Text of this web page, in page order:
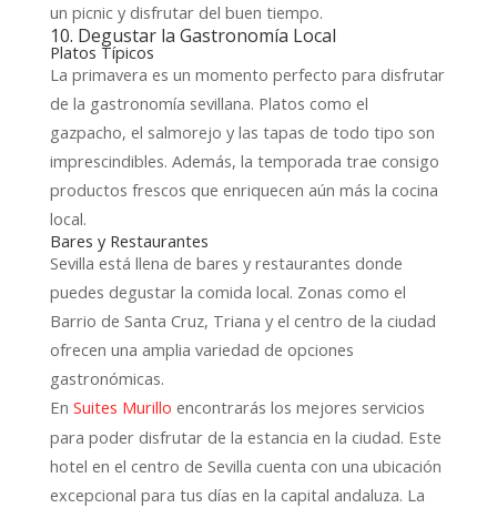
un picnic y disfrutar del buen tiempo.
10. Degustar la Gastronomía Local
Platos Típicos
La primavera es un momento perfecto para disfrutar
de la gastronomía sevillana. Platos como el
gazpacho, el salmorejo y las tapas de todo tipo son
imprescindibles. Además, la temporada trae consigo
productos frescos que enriquecen aún más la cocina
local.
Bares y Restaurantes
Sevilla está llena de bares y restaurantes donde
puedes degustar la comida local. Zonas como el
Barrio de Santa Cruz, Triana y el centro de la ciudad
ofrecen una amplia variedad de opciones
gastronómicas.
En Suites Murillo encontrarás los mejores servicios
para poder disfrutar de la estancia en la ciudad. Este
hotel en el centro de Sevilla cuenta con una ubicación
excepcional para tus días en la capital andaluza. La